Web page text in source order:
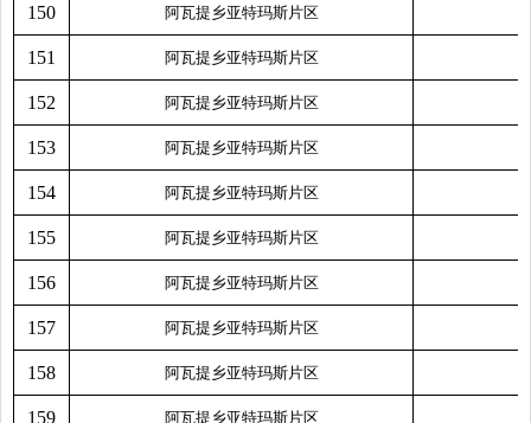
150 阿瓦提乡亚特玛斯片区
151 阿瓦提乡亚特玛斯片区
152 阿瓦提乡亚特玛斯片区
153 阿瓦提乡亚特玛斯片区
154 阿瓦提乡亚特玛斯片区
155 阿瓦提乡亚特玛斯片区
156 阿瓦提乡亚特玛斯片区
157 阿瓦提乡亚特玛斯片区
158 阿瓦提乡亚特玛斯片区
159 阿瓦提乡亚特玛斯片区